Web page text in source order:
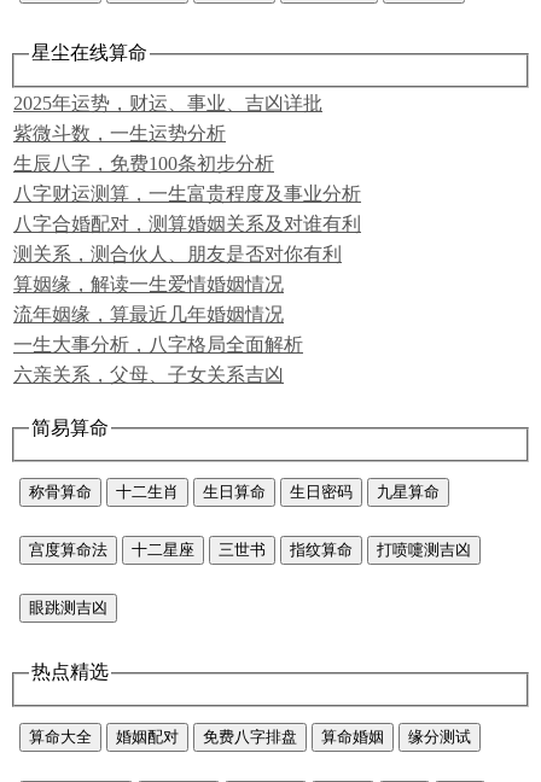
星尘在线算命
2025年运势，财运、事业、吉凶详批
紫微斗数，一生运势分析
生辰八字，免费100条初步分析
八字财运测算，一生富贵程度及事业分析
八字合婚配对，测算婚姻关系及对谁有利
测关系，测合伙人、朋友是否对你有利
算姻缘，解读一生爱情婚姻情况
流年姻缘，算最近几年婚姻情况
一生大事分析，八字格局全面解析
六亲关系，父母、子女关系吉凶
简易算命
称骨算命 十二生肖 生日算命 生日密码 九星算命
宫度算命法 十二星座 三世书 指纹算命 打喷嚏测吉凶
眼跳测吉凶
热点精选
算命大全 婚姻配对 免费八字排盘 算命婚姻 缘分测试